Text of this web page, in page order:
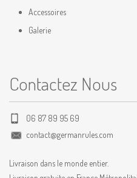
Accessoires
Galerie
Contactez Nous
06 87 89 95 69
contact@germanrules.com
Livraison dans le monde entier.